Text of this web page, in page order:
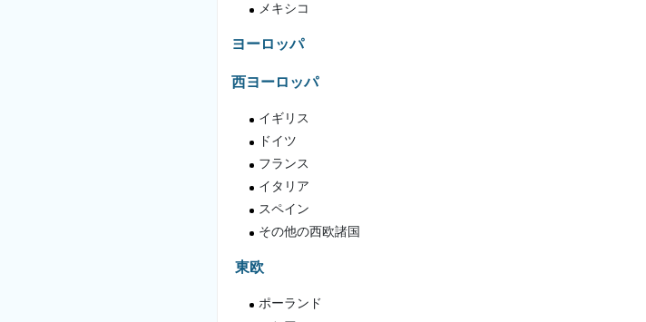
メキシコ
ヨーロッパ
西ヨーロッパ
イギリス
ドイツ
フランス
イタリア
スペイン
その他の西欧諸国
東欧
ポーランド